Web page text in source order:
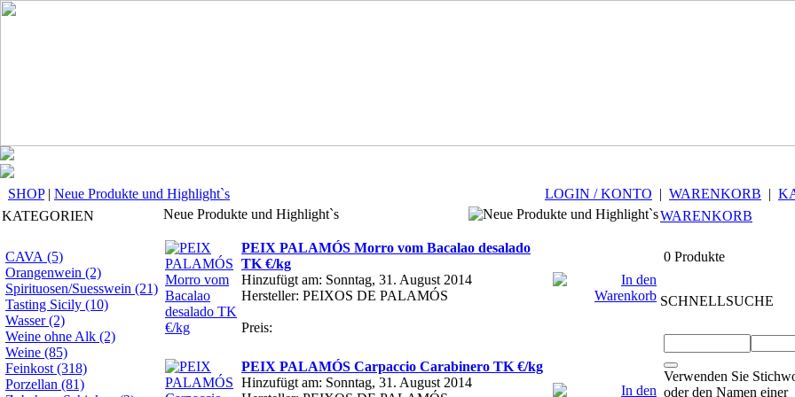
SHOP| Neue Produkte und Highlight`s LOGIN / KONTO | WARENKORB |
KATEGORIEN
CAVA (5)
Orangenwein (2)
Spirituosen/Suesswein (21)
Tasting Sicily (10)
Wasser (2)
Weine ohne Alk (2)
Weine (85)
Feinkost (318)
Porzellan (81)
Neue Produkte und Highlight`s
PEIX PALAMÓS Morro vom Bacalao desalado
TK €/kg
Hinzufügt am: Sonntag, 31. August 2014
Hersteller: PEIXOS DE PALAMÓS
Preis:
PEIX PALAMÓS Carpaccio Carabinero TK €/kg
Hinzufügt am: Sonntag, 31. August 2014
WARENKORB
0 Produkte
SCHNELLSUCHE
Verwenden Sie
oder den Namen einer